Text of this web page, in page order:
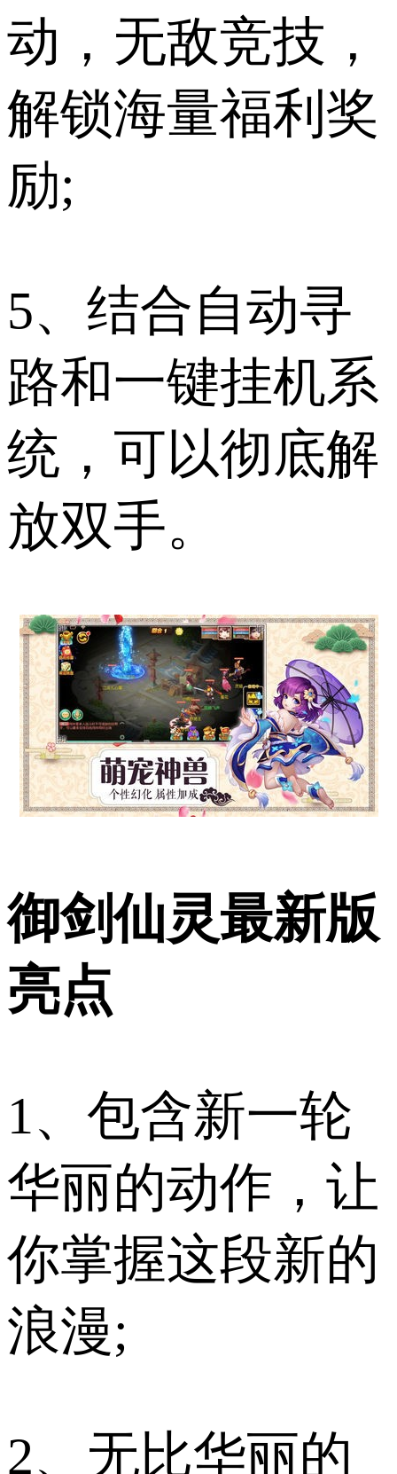
动，无敌竞技，
解锁海量福利奖
励;
5、结合自动寻
路和一键挂机系
统，可以彻底解
放双手。
御剑仙灵最新版
亮点
1、包含新一轮
华丽的动作，让
你掌握这段新的
浪漫;
2、无比华丽的